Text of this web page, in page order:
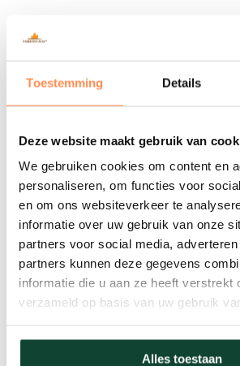
Toestemming Details
Deze website maakt gebruik van
We gebruiken cookies om content en
personaliseren, om functies voor
en om ons websiteverkeer te
informatie over uw gebruik van onze
partners voor social media,
partners kunnen deze gegevens
informatie die u aan ze heeft verstrekt
verzameld op basis van uw gebruik
Alles toestaan
Breedte:
PALLET
Er is geen kost aangerekend
voor het pallet zelf. Deze mag
kan er zeker iemand plezier
is duur en schaars geworden.
houtpellets rechtstreeks uit
Staten komen, leveren we op
Afmeting 122/102cm.